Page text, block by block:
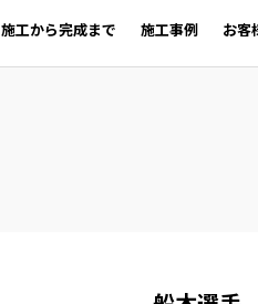
施工から完成まで 施工事例 お客